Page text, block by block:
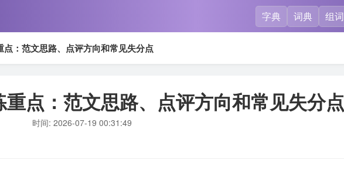
字典 词典 组词
：范文思路、点评方向和常见失分点
点：范文思路、点评方向和常见失分点
时间: 2026-07-19 00:31:49